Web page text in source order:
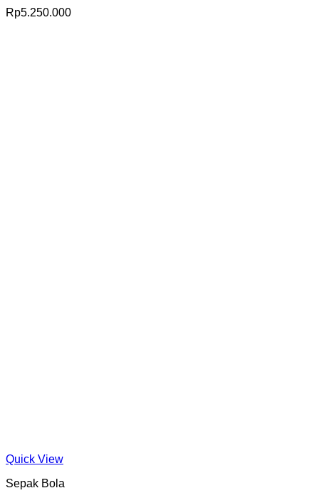
Rp5.250.000
Quick View
Sepak Bola